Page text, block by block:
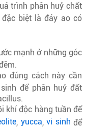
trình phân huỷ chất
đặc biệt là đáy ao có
mạnh ở những góc
đúng cách này cần
để phân huỷ đất
khí độc hàng tuần để
yucca ,vi sinh để